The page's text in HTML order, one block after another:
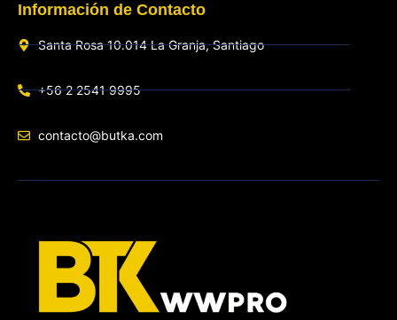
Información de Contacto
Santa Rosa 10.014 La Granja, Santiago
+56 2 2541 9995
contacto@butka.com